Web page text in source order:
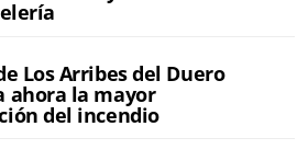
Los Arribes del Duero
ahora la mayor
del incendio